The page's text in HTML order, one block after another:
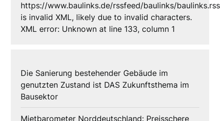
https://www.baulinks.de/rssfeed/baulinks/baulinks.rss
is invalid XML, likely due to invalid characters.
XML error: Unknown at line 133, column 1
Die Sanierung bestehender Gebäude im
genutzten Zustand ist DAS Zukunftsthema im
Bausektor
Mietbarometer Norddeutschland: Preisschere